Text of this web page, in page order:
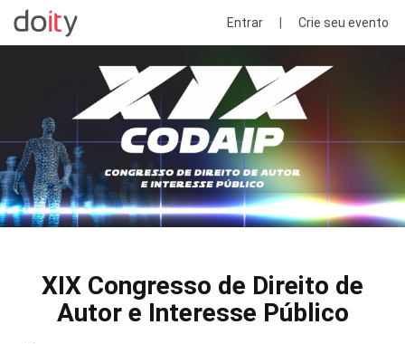
Entrar Crie seu evento
XIX Congresso de Direito de
Autor e Interesse Público